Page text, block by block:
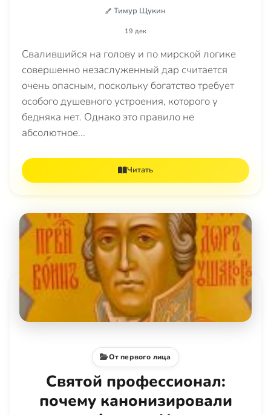
Тимур Щукин
19 дек
Свалившийся на голову и по мирской логике
совершенно незаслуженный дар считается
очень опасным, поскольку богатство требует
особого душевного устроения, которого у
бедняка нет. Однако это правило не
абсолютное...
Читать
От первого лица
Святой профессионал:
почему канонизировали